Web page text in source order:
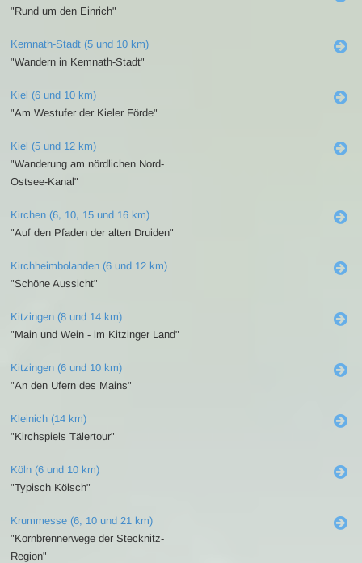
"Rund um den Einrich"
Kemnath-Stadt (5 und 10 km)
"Wandern in Kemnath-Stadt"
Kiel (6 und 10 km)
"Am Westufer der Kieler Förde"
Kiel (5 und 12 km)
"Wanderung am nördlichen Nord-
Ostsee-Kanal"
Kirchen (6, 10, 15 und 16 km)
"Auf den Pfaden der alten Druiden"
Kirchheimbolanden (6 und 12 km)
"Schöne Aussicht"
Kitzingen (8 und 14 km)
"Main und Wein - im Kitzinger Land"
Kitzingen (6 und 10 km)
"An den Ufern des Mains"
Kleinich (14 km)
"Kirchspiels Tälertour"
Köln (6 und 10 km)
"Typisch Kölsch"
Krummesse (6, 10 und 21 km)
"Kornbrennerwege der Stecknitz-
Region"